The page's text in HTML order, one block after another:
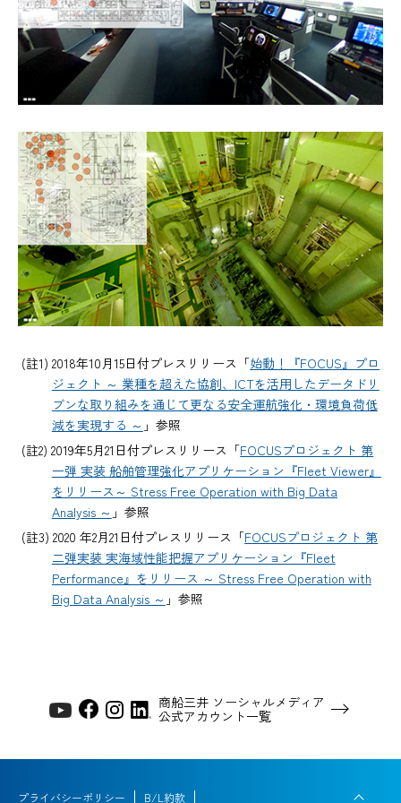
(註1) 2018年10月15日付プレスリリース「始動！『FOCUS』プロ
ジェクト ～ 業種を超えた協創、ICTを活用したデータドリ
ブンな取り組みを通じて更なる安全運航強化・環境負荷低
減を実現する ～ 」参照
(註2) 2019年5月21日付プレスリリース「FOCUSプロジェクト 第
一弾 実装 船舶管理強化アプリケーション『Fleet Viewer』
をリリース～ Stress Free Operation with Big Data
Analysis ～ 」参照
(註3) 2020 年2月21日付プレスリリース「FOCUSプロジェクト 第
二弾実装 実海域性能把握アプリケーション『Fleet
Performance』をリリース ～ Stress Free Operation with
Big Data Analysis ～ 」参照
商船三井 ソーシャルメディア
公式アカウント一覧
プライバシーポリシー B/L約款